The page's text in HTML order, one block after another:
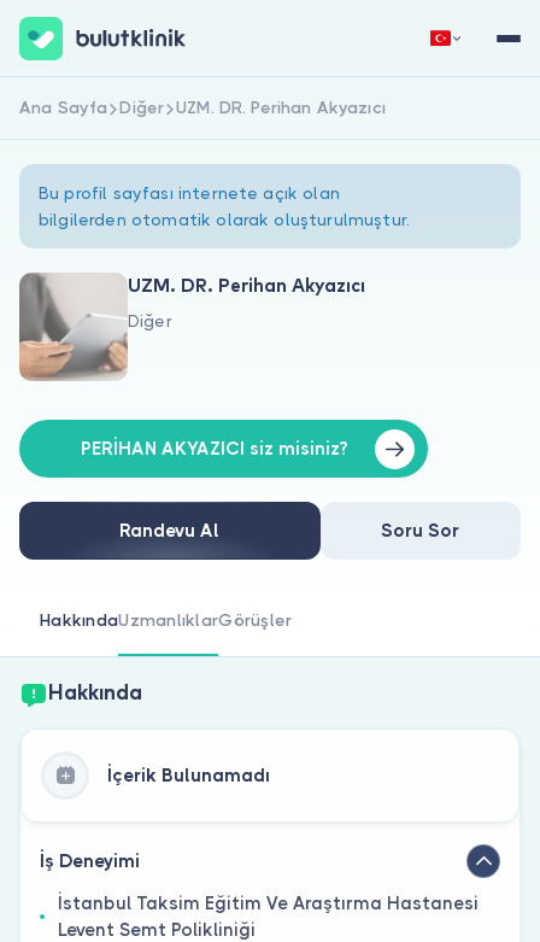
Hakkımızda
Doktorlar için
Doktor musunuz?
Hemen Kaydol Giriş Yap
Ana Sayfa Diğer UZM. DR. Perihan Akyazıcı
Bu profil sayfası internete açık olan
bilgilerden otomatik olarak oluşturulmuştur.
UZM. DR. Perihan Akyazıcı
Diğer
PERİHAN AKYAZICI siz misiniz?
Randevu Al Soru Sor
HakkındaUzmanlıklarGörüşler
Hakkında
İçerik Bulunamadı
İş Deneyimi
İstanbul Taksim Eğitim Ve Araştırma Hastanesi
Levent Semt Polikliniği